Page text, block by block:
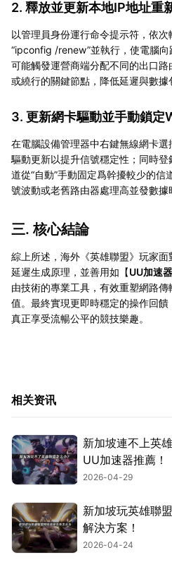
2. 釋放並更新本地IP地址重
以管理員身份運行命令提示符，依
“ipconfig /renew”並執行，使電腦
可能觸發運營商端分配不同的出口
或繞行的關鍵節點，降低延遲與數據
3. 更新網卡驅動並手動鎖定
在電腦設備管理器中右鍵無線網卡選
驅動更新以提升信號穩定性；同時
道從“自動”手動固定爲幹擾較少的信
號波動或老舊路由器處理高並發數據
三. 核心結論
綜上所述，海外《英雄聯盟》玩家
延遲生成原理，並善用如【UU加速器
由技術的專業工具，有效重塑網路
值。最終實現更即時穩定的操作回饋
真正享受流暢公平的競技樂趣。
相关资讯
新加坡連不上英
UU加速器推薦！
2026-04-29
新加坡玩英雄聯
解決方案！
2026-04-24